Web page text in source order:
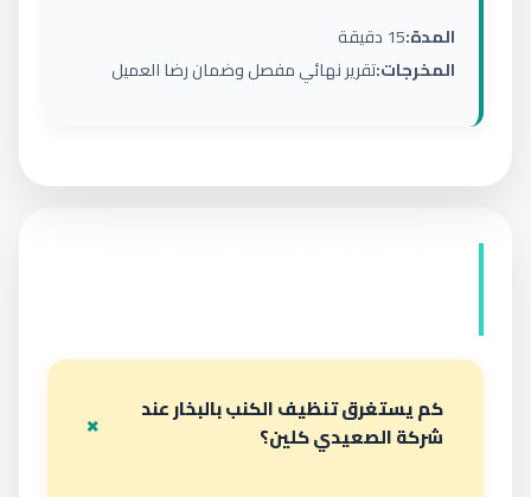
المدة:15 دقيقة
المخرجات:تقرير نهائي مفصل وضمان رضا العميل
كم يستغرق تنظيف الكنب بالبخار عند
شركة الصعيدي كلين؟